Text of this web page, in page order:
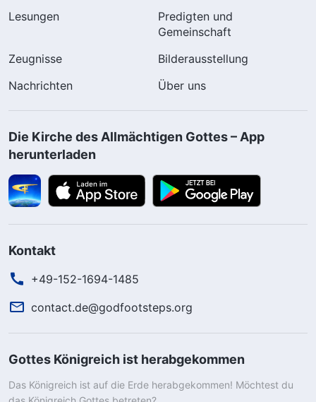
Lesungen
Predigten und
Gemeinschaft
Zeugnisse
Bilderausstellung
Nachrichten
Über uns
Die Kirche des Allmächtigen Gottes – App
herunterladen
Kontakt
+49-152-1694-1485
contact.de@godfootsteps.org
Gottes Königreich ist herabgekommen
Das Königreich ist auf die Erde herabgekommen! Möchtest du